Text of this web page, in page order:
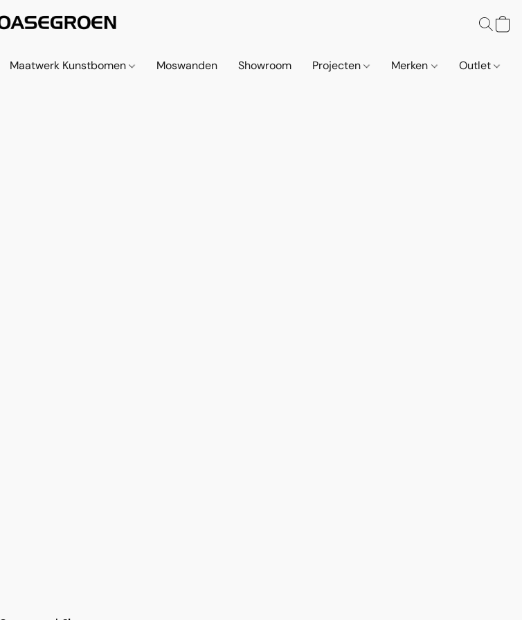
Maatwerk Kunstbomen Moswanden Showroom Projecten Merken Outlet